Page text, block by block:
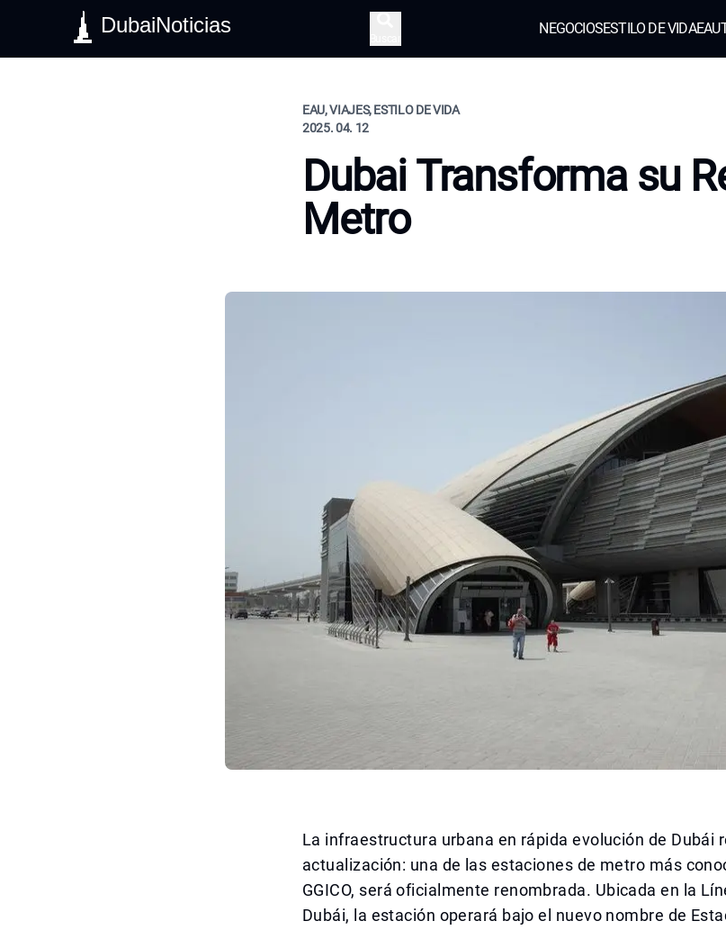
DubaiNoticias NEGOCIOSESTILO DE VIDAEAU
EAU, VIAJES, ESTILO DE VIDA
2025. 04. 12
Dubai Transforma su
Metro
La infraestructura urbana en rápida evolución de Dubái
actualización: una de las estaciones de metro más
GGICO, será oficialmente renombrada. Ubicada en la
Dubái, la estación operará bajo el nuevo nombre de